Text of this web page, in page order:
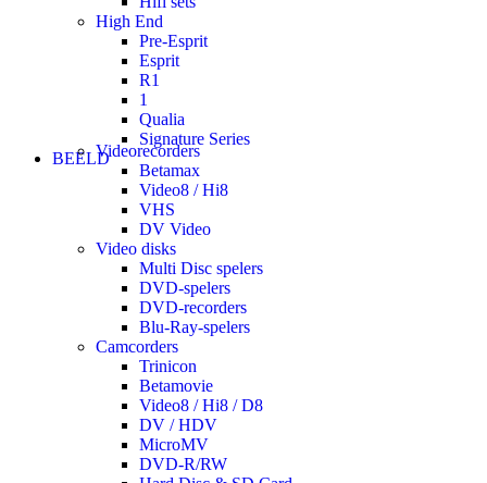
High End
Pre-Esprit
Esprit
R1
1
Qualia
Signature Series
BEELDVideorecorders
Betamax
Video8 / Hi8
VHS
DV Video
Video disks
Multi Disc spelers
DVD-spelers
DVD-recorders
Blu-Ray-spelers
Camcorders
Trinicon
Betamovie
Video8 / Hi8 / D8
DV / HDV
MicroMV
DVD-R/RW